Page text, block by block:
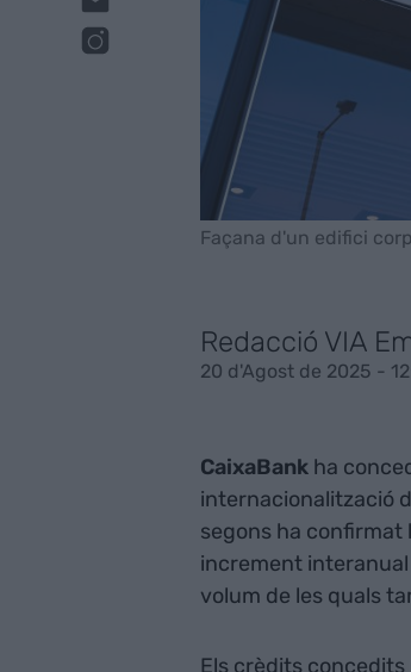
Façana d'un edifici
Redacció VIA
20 d'Agost de 2025 -
CaixaBankha
internacionalització
segons ha
increment interanual
volum de les quals
Els crèdits